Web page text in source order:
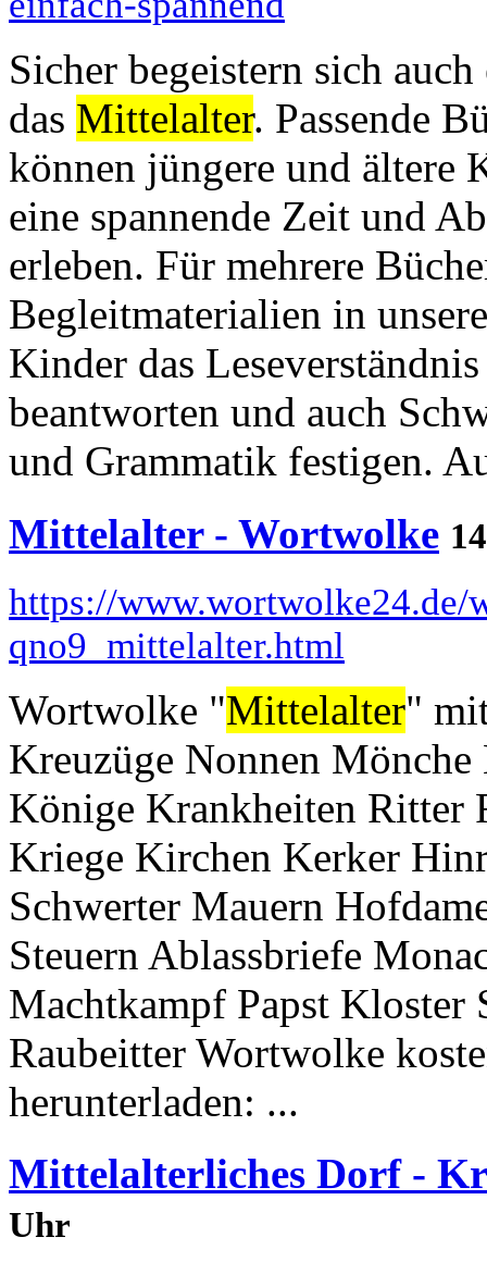
Sicher begeistern sich
das Mittelalter. Passende
können jüngere und ältere
eine spannende Zeit und
erleben. Für mehrere
Begleitmaterialien in
Kinder das
beantworten und auch
und Grammatik festigen.
Mittelalter - Wortwolke
https://www.wortwolke24.de/
qno9_mittelalter.html
Wortwolke "Mittelalter"
Kreuzüge Nonnen
Könige Krankheiten Ritter
Kriege Kirchen Kerker
Schwerter Mauern
Steuern Ablassbriefe
Machtkampf Papst Kloster
Raubeitter Wortwolke
herunterladen: ...
Mittelalterliches Dorf -
Uhr